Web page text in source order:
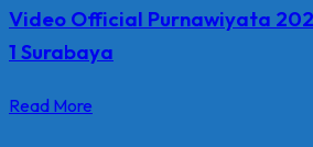
Video Official Purnawiyata
1 Surabaya
Read More